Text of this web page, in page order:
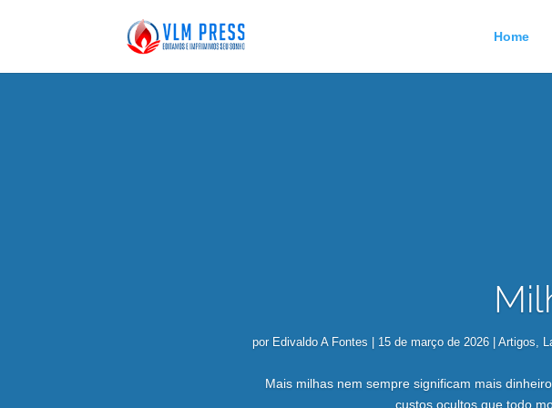
Home
por Edivaldo A Fontes 15 de março de 2026 Artigos,
Mais milhas nem sempre significam mais
custos ocultos que todo